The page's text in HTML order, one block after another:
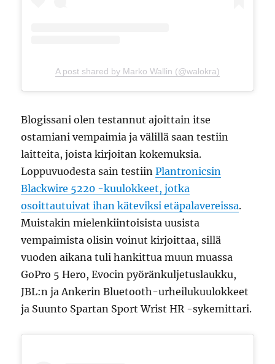
A post shared by Marko Wallin (@walokra)
Blogissani olen testannut ajoittain itse
ostamiani vempaimia ja välillä saan testiin
laitteita, joista kirjoitan kokemuksia.
Loppuvuodesta sain testiinPlantronicsin
Blackwire 5220 -kuulokkeet, jotka
osoittautuivat ihan käteviksi etäpalavereissa.
Muistakin mielenkiintoisista uusista
vempaimista olisin voinut kirjoittaa, sillä
vuoden aikana tuli hankittua muun muassa
GoPro 5 Hero, Evocin pyöränkuljetuslaukku,
JBL:n ja Ankerin Bluetooth-urheilukuulokkeet
ja Suunto Spartan Sport Wrist HR -sykemittari.